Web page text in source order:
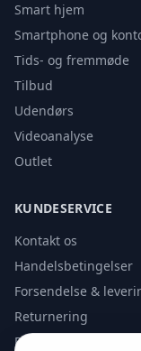
Smart hjem
Smartphone og
Tids- og fremmøde
Tilbud
Udendørs
Videoanalyse
Outlet
KUNDESERVICE
Kontakt os
Handelsbetingelser
Forsendelse &
Returnering
Privatlivspolitik